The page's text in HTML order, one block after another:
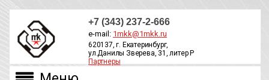
+7 (343) 237-2-666
e-mail: 1mkk@1mkk.ru
620137, г. Екатеринбург,
ул.Данилы Зверева, 31, литер Р
Партнеры